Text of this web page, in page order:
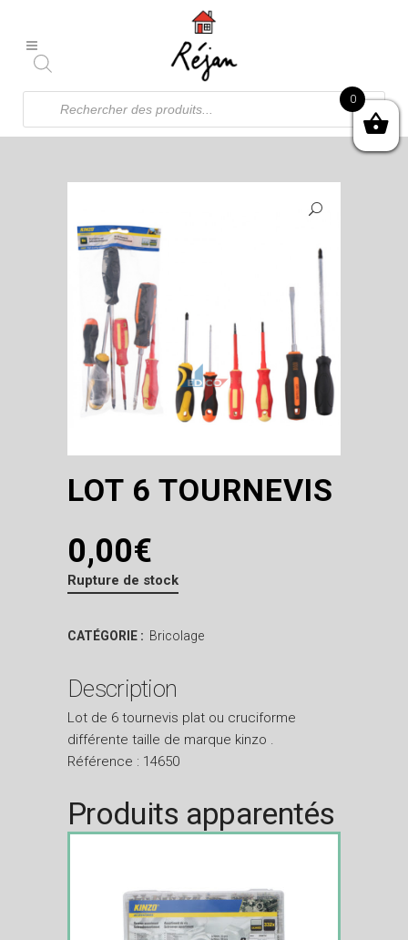
Recherche
produits
LOT 6 TOURNEVIS
0,00€
Rupture de stock
CATÉGORIE : Bricolage
Description
Lot de 6 tournevis plat ou cruciforme
différente taille de marque kinzo .
Référence : 14650
Produits apparentés
0